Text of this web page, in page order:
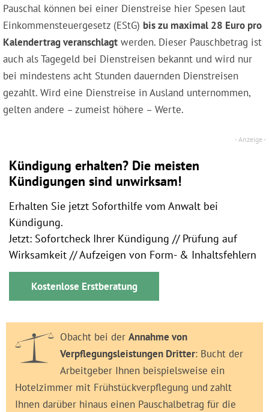
Pauschal können bei einer Dienstreise hier Spesen laut
Einkommensteuergesetz (EStG) bis zu maximal 28 Euro pro
Kalendertrag veranschlagt werden. Dieser Pauschbetrag ist
auch als Tagegeld bei Dienstreisen bekannt und wird nur
bei mindestens acht Stunden dauernden Dienstreisen
gezahlt. Wird eine Dienstreise in Ausland unternommen,
gelten andere – zumeist höhere – Werte.
Kündigung erhalten? Die meisten
Kündigungen sind unwirksam!
Erhalten Sie jetzt Soforthilfe vom Anwalt bei
Kündigung.
Jetzt: Sofortcheck Ihrer Kündigung // Prüfung auf
Wirksamkeit // Aufzeigen von Form- & Inhaltsfehlern
Kostenlose Erstberatung
Obacht bei der Annahme von
Verpflegungsleistungen Dritter: Bucht der
Arbeitgeber Ihnen beispielsweise ein
Hotelzimmer mit Frühstückverpflegung und zahlt
Ihnen darüber hinaus einen Pauschalbetrag für die